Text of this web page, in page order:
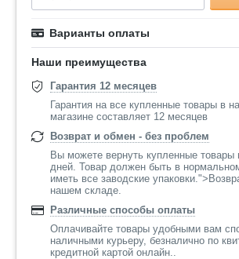
Варианты оплаты
Наши преимущества
Гарантия 12 месяцев
Гарантия на все купленные товары в
магазине составляет 12 месяцев
Возврат и обмен - без проблем
Вы можете вернуть купленные товары
дней. Товар должен быть в
иметь все заводские
нашем складе.
Различные способы оплаты
Оплачивайте товары удобными вам
наличными курьеру, безналично по
кредитной картой онлайн..